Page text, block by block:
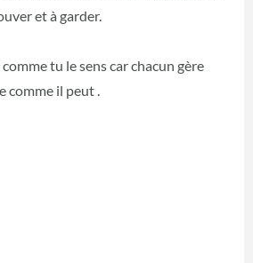
et à garder.
tu le sens car chacun gère
comme il peut .